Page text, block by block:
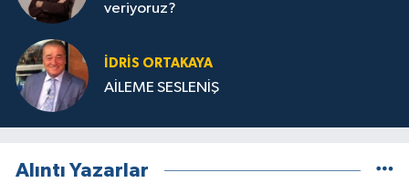
veriyoruz?
İDRIS ORTAKAYA
AİLEME SESLENİŞ
Alıntı Yazarlar